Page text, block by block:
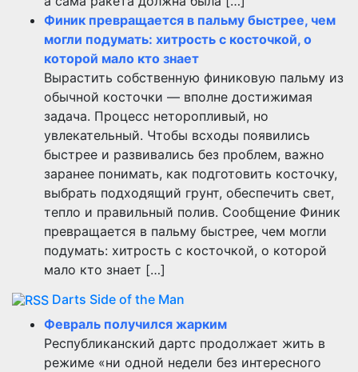
Финик превращается в пальму быстрее, чем
могли подумать: хитрость с косточкой, о
которой мало кто знает
Вырастить собственную финиковую пальму из
обычной косточки — вполне достижимая
задача. Процесс неторопливый, но
увлекательный. Чтобы всходы появились
быстрее и развивались без проблем, важно
заранее понимать, как подготовить косточку,
выбрать подходящий грунт, обеспечить свет,
тепло и правильный полив. Сообщение Финик
превращается в пальму быстрее, чем могли
подумать: хитрость с косточкой, о которой
мало кто знает […]
Darts Side of the Man
Февраль получился жарким
Республиканский дартс продолжает жить в
режиме «ни одной недели без интересного